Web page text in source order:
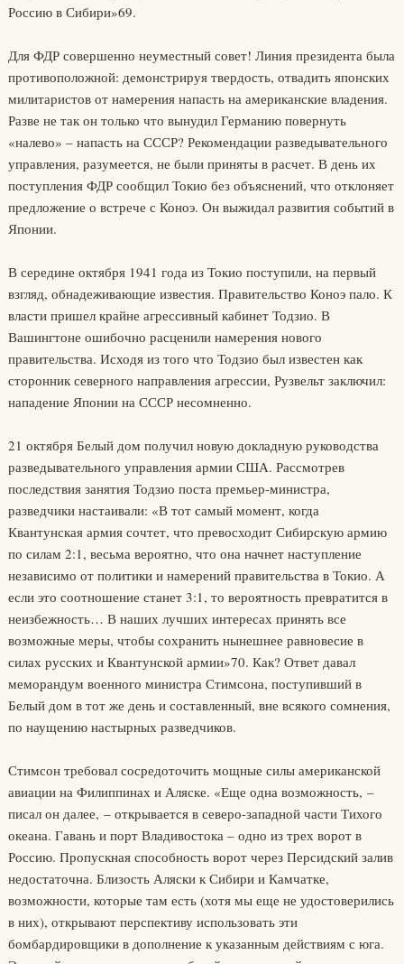
Россию в Сибири»69.
Для ФДР совершенно неуместный совет! Линия президента была
противоположной: демонстрируя твердость, отвадить японских
милитаристов от намерения напасть на американские владения.
Разве не так он только что вынудил Германию повернуть
«налево» – напасть на СССР? Рекомендации разведывательного
управления, разумеется, не были приняты в расчет. В день их
поступления ФДР сообщил Токио без объяснений, что отклоняет
предложение о встрече с Коноэ. Он выжидал развития событий в
Японии.
В середине октября 1941 года из Токио поступили, на первый
взгляд, обнадеживающие известия. Правительство Коноэ пало. К
власти пришел крайне агрессивный кабинет Тодзио. В
Вашингтоне ошибочно расценили намерения нового
правительства. Исходя из того что Тодзио был известен как
сторонник северного направления агрессии, Рузвельт заключил:
нападение Японии на СССР несомненно.
21 октября Белый дом получил новую докладную руководства
разведывательного управления армии США. Рассмотрев
последствия занятия Тодзио поста премьер-министра,
разведчики настаивали: «В тот самый момент, когда
Квантунская армия сочтет, что превосходит Сибирскую армию
по силам 2:1, весьма вероятно, что она начнет наступление
независимо от политики и намерений правительства в Токио. А
если это соотношение станет 3:1, то вероятность превратится в
неизбежность… В наших лучших интересах принять все
возможные меры, чтобы сохранить нынешнее равновесие в
силах русских и Квантунской армии»70. Как? Ответ давал
меморандум военного министра Стимсона, поступивший в
Белый дом в тот же день и составленный, вне всякого сомнения,
по наущению настырных разведчиков.
Стимсон требовал сосредоточить мощные силы американской
авиации на Филиппинах и Аляске. «Еще одна возможность, –
писал он далее, – открывается в северо-западной части Тихого
океана. Гавань и порт Владивостока – одно из трех ворот в
Россию. Пропускная способность ворот через Персидский залив
недостаточна. Близость Аляски к Сибири и Камчатке,
возможности, которые там есть (хотя мы еще не удостоверились
в них), открывают перспективу использовать эти
бомбардировщики в дополнение к указанным действиям с юга.